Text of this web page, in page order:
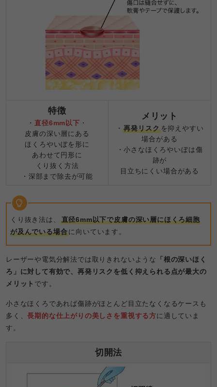
特徴
・ 直径6mm以下 ・
皮膚の深い層にある
ほくろやいぼを形に
あわせて円形に
くり抜く方法
・深部まで除去が可能
メリット
・再発リスクを抑えやすい
場合がある
・小さなほくろやいぼは傷
跡が
目立ちにくい場合がある
くり抜き法は、
直径6mm以下で皮膚の深い層にほくろ細胞
が及んでいる場合に向いています。
レーザーや電気分解法では取りきれないような
「根の深いほく
ろ」に対して有効で、再発リスクを低く抑えられる点が最大の
メリット です。
小さなほくろであれば傷跡がほとんど目立たなくなるケースも
多く、長期的な仕上がりの美しさを重視する方に適していま
す。
切開法